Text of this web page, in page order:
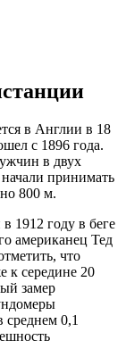
в Англии в 18
с 1896 года.
в двух
принимать
800 м.
1912 году в беге
американец Тед
что
к середине 20
замер
среднем 0,1